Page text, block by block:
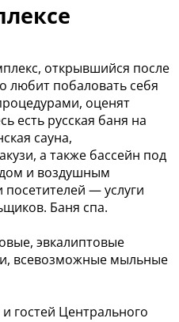
открывшийся после
любит побаловать себя
оценят
есть русская баня на
сауна,
а также бассейн под
и воздушным
— услуги
Баня спа.
эвкалиптовые
всевозможные мыльные
гостей Центрального